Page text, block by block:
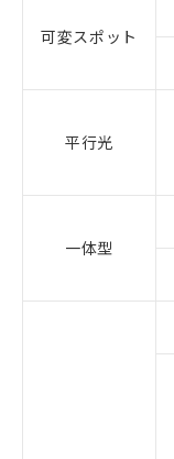
可変スポット
平行光
一体型